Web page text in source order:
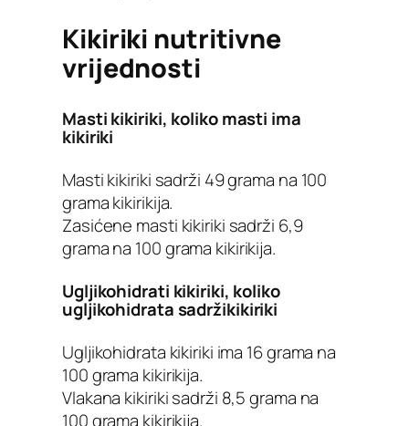
Kikiriki nutritivne
vrijednosti
Masti kikiriki, koliko masti ima
kikiriki
Masti kikiriki sadrži 49 grama na 100
grama kikirikija.
Zasićene masti kikiriki sadrži 6,9
grama na 100 grama kikirikija.
Ugljikohidrati kikiriki, koliko
ugljikohidrata sadržikikiriki
Ugljikohidrata kikiriki ima 16 grama na
100 grama kikirikija.
Vlakana kikiriki sadrži 8,5 grama na
100 grama kikirikija.